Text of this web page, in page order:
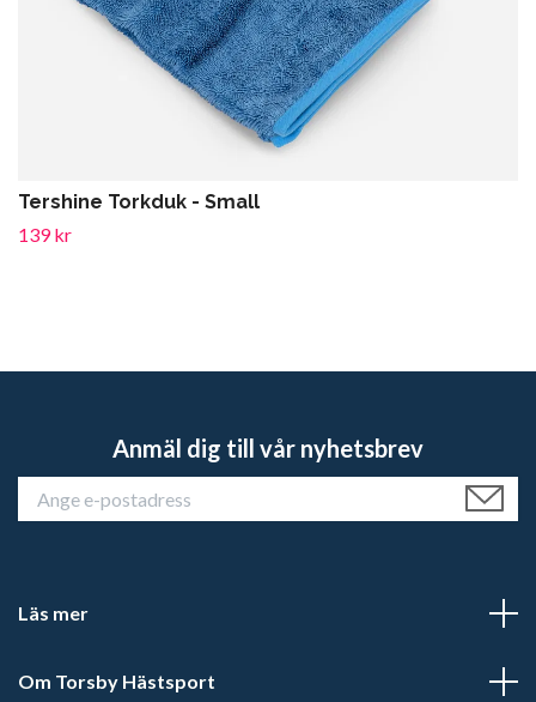
Tershine Torkduk - Small
139 kr
Anmäl dig till vår nyhetsbrev
Läs mer
Om Torsby Hästsport